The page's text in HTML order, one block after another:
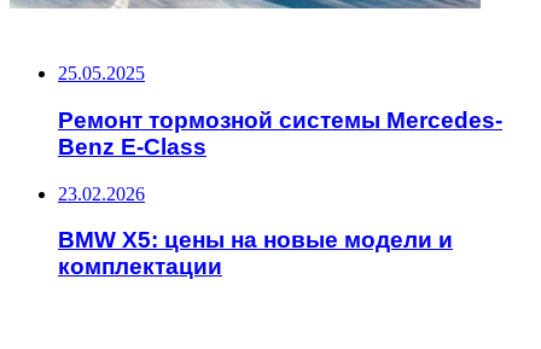
25.05.2025
Ремонт тормозной системы Mercedes-
Benz E-Class
23.02.2026
BMW X5: цены на новые модели и
комплектации